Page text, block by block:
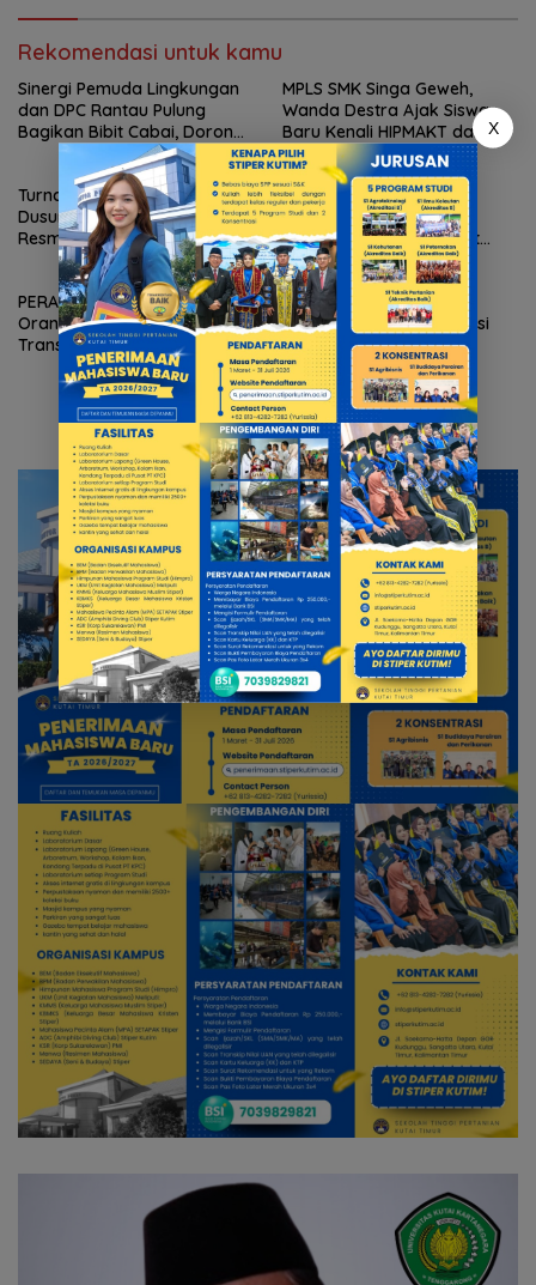
Rekomendasi untuk kamu
Sinergi Pemuda Lingkungan
dan DPC Rantau Pulung
Bagikan Bibit Cabai, Dorong
Ketahanan Pangan Rumah
Tangga
MPLS SMK Singa Geweh,
Wanda Destra Ajak Siswa
Baru Kenali HIPMAKT dan
Pentingnya Berorganisasi
Turnamen Tenis Meja Antar
Dusun Swargabara Cup 2026
Resmi Ditutup, PTM Dusun
Kabo Jaya Raih Gelar Juara
Ir. Aufa Fadhillah :
Pencangkokan
Kepemimpinan, Merewat
Regenerasi Pemimpin Kutai
Timur
PERADI SAI Kutim Dampingi
Orang Tua Siswa Terkait
Transparansi SPMB SMAN 1
Sangatta
Sapu Bersih! Atlet Panjat
Tebing Kutim Rajai Seleksi
O2SN Kaltim
X